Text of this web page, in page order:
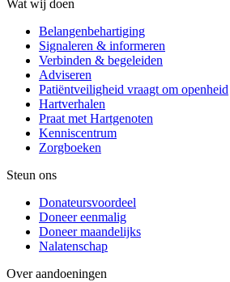
Wat wij doen
Belangenbehartiging
Signaleren & informeren
Verbinden & begeleiden
Adviseren
Patiëntveiligheid vraagt om openheid
Hartverhalen
Praat met Hartgenoten
Kenniscentrum
Zorgboeken
Steun ons
Donateursvoordeel
Doneer eenmalig
Doneer maandelijks
Nalatenschap
Over aandoeningen